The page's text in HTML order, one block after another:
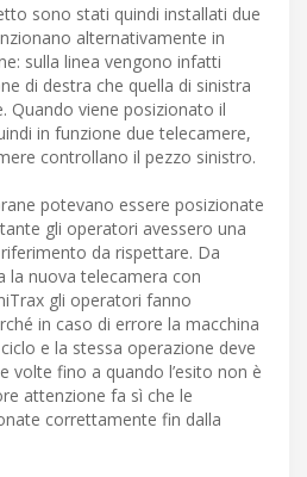
sono stati quindi installati due
alternativamente in
sulla linea vengono infatti
di destra che quella di sinistra
Quando viene posizionato il
in funzione due telecamere,
controllano il pezzo sinistro.
potevano essere posizionate
gli operatori avessero una
da rispettare. Da
la nuova telecamera con
gli operatori fanno
in caso di errore la macchina
e la stessa operazione deve
volte fino a quando l’esito non è
attenzione fa sì che le
correttamente fin dalla